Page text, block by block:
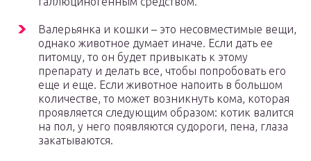
Валерьянка и кошки – это несовместимые вещи,
однако животное думает иначе. Если дать ее
питомцу, то он будет привыкать к этому
препарату и делать все, чтобы попробовать его
еще и еще. Если животное напоить в большом
количестве, то может возникнуть кома, которая
проявляется следующим образом: котик валится
на пол, у него появляются судороги, пена, глаза
закатываются.